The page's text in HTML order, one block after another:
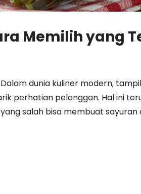
Memilih yang
dunia kuliner modern,
perhatian pelanggan. Hal ini
salah bisa membuat sayuran